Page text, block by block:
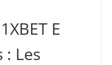
E
: Les